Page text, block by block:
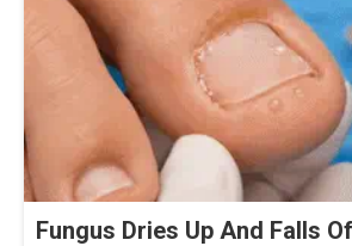
Fungus Dries Up And Falls